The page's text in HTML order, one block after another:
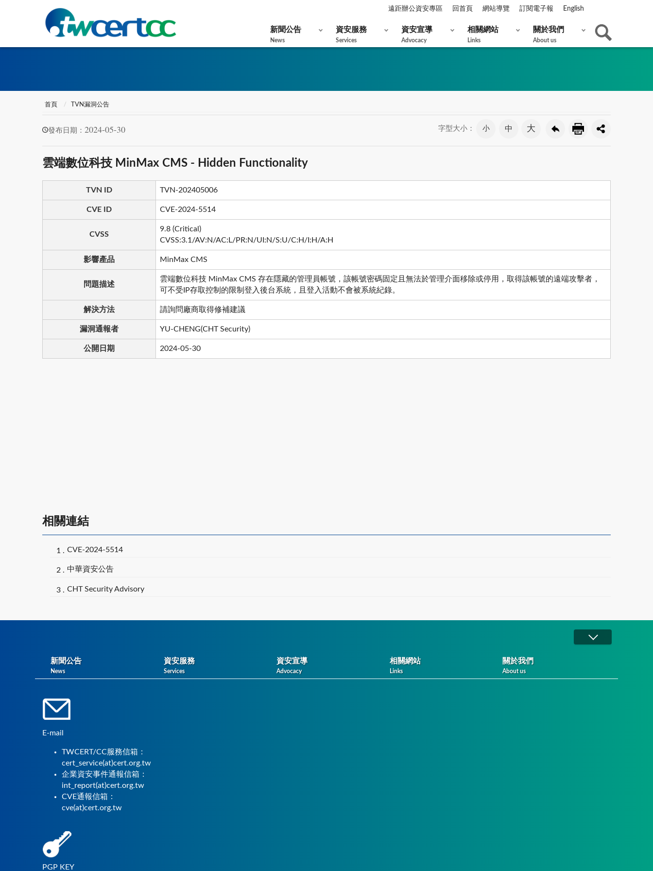
遠距辦公資安專區 回首頁 網站導覽 訂閱電子報 English
新聞公告
News
資安服務
Services
資安宣導
Advocacy
相關網站
Links
關於我們
About us
首頁 TVN漏洞公告
發布日期： 2024-05-30 字型大小： 小 中 大
雲端數位科技 MinMax CMS - Hidden Functionality
TVN ID TVN-202405006
CVE ID CVE-2024-5514
CVSS
9.8 (Critical)
CVSS:3.1/AV:N/AC:L/PR:N/UI:N/S:U/C:H/I:H/A:H
影響產品 MinMax CMS
問題描述
雲端數位科技 MinMax CMS 存在隱藏的管理員帳號，該帳號密碼固定且無法於管理介面移除或停用，取得該帳號的遠端攻擊者，
可不受IP存取控制的限制登入後台系統，且登入活動不會被系統紀錄。
解決方法 請詢問廠商取得修補建議
漏洞通報者 YU-CHENG(CHT Security)
公開日期 2024-05-30
相關連結
CVE-2024-5514
中華資安公告
CHT Security Advisory
新聞公告
News
資安服務
Services
資安宣導
Advocacy
相關網站
Links
關於我們
About us
E-mail
TWCERT/CC服務信箱：
cert_service(at)cert.org.tw
企業資安事件通報信箱：
int_report(at)cert.org.tw
CVE通報信箱：
cve(at)cert.org.tw
PGP KEY